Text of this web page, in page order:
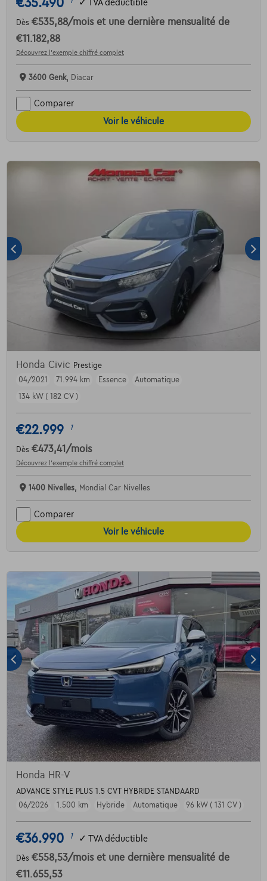
€35.490 ✓ TVA déductible
Dès €535,88/mois et une dernière mensualité de
€11.182,88
Découvrez l’exemple chiffré complet
3600 Genk, Diacar
Comparer
Voir le véhicule
Honda Civic Prestige
04/2021
71.994 km Essence
Automatique
134 kW ( 182 CV )
€22.999 1
Dès €473,41 /mois
Découvrez l’exemple chiffré complet
1400 Nivelles, Mondial Car Nivelles
Comparer
Voir le véhicule
Honda HR-V
ADVANCE STYLE PLUS 1.5 CVT HYBRIDE STANDAARD
06/2026
1.500 km Hybride Automatique 96 kW ( 131 CV )
€36.990 1 ✓ TVA déductible
Dès €558,53/mois et une dernière mensualité de
€11.655,53